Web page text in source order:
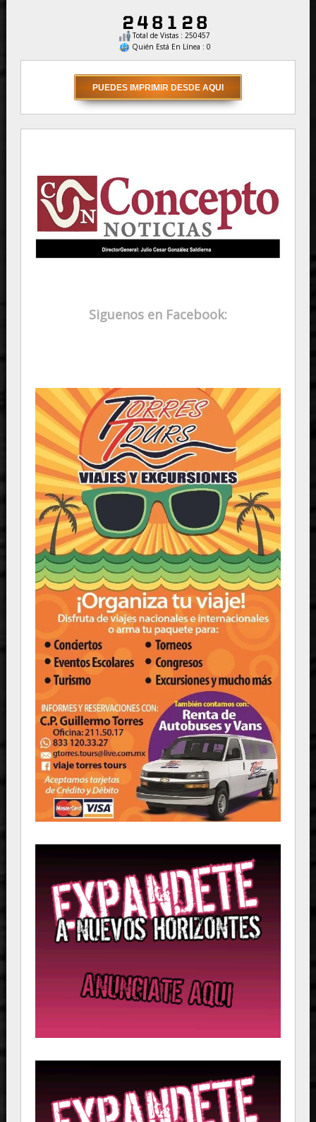
Total de Vistas : 250457
Quién Está En Línea : 0
Siguenos en Facebook: